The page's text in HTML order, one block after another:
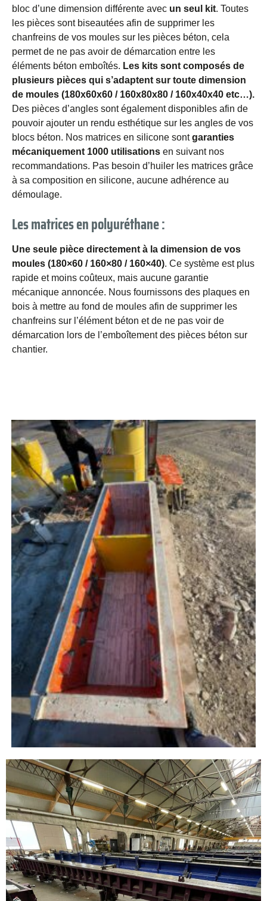
bloc d’une dimension différente avec un seul kit. Toutes
les pièces sont biseautées afin de supprimer les
chanfreins de vos moules sur les pièces béton, cela
permet de ne pas avoir de démarcation entre les
éléments béton emboîtés. Les kits sont composés de
plusieurs pièces qui s’adaptent sur toute dimension
de moules (180x60x60 / 160x80x80 / 160x40x40 etc…).
Des pièces d’angles sont également disponibles afin de
pouvoir ajouter un rendu esthétique sur les angles de vos
blocs béton. Nos matrices en silicone sontgaranties
mécaniquement 1000 utilisations en suivant nos
recommandations. Pas besoin d’huiler les matrices grâce
à sa composition en silicone, aucune adhérence au
démoulage.
Les matrices en polyuréthane :
Une seule pièce directement à la dimension de vos
moules (180×60 / 160×80 / 160×40). Ce système est plus
rapide et moins coûteux, mais aucune garantie
mécanique annoncée. Nous fournissons des plaques en
bois à mettre au fond de moules afin de supprimer les
chanfreins sur l’élément béton et de ne pas voir de
démarcation lors de l’emboîtement des pièces béton sur
chantier.